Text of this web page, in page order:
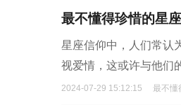
最不懂得珍惜的星
星座信仰中，人们常认
视爱情，这或许与他们
2024-07-29 15:12:15 最不懂